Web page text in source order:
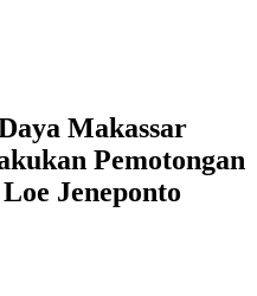
Makassar
Pemotongan
Jeneponto